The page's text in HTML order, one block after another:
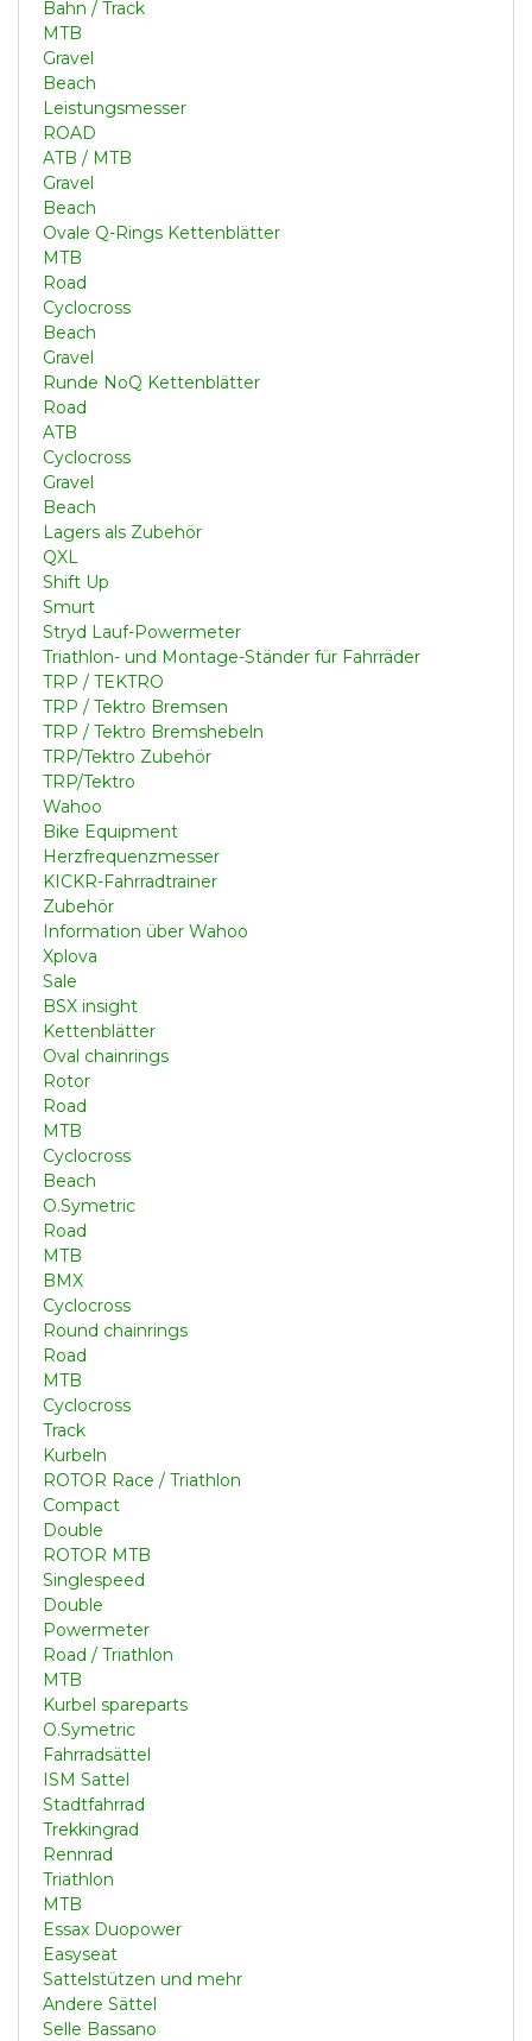
Bahn / Track
MTB
Gravel
Beach
Leistungsmesser
ROAD
ATB / MTB
Gravel
Beach
Ovale Q-Rings Kettenblätter
MTB
Road
Cyclocross
Beach
Gravel
Runde NoQ Kettenblätter
Road
ATB
Cyclocross
Gravel
Beach
Lagers als Zubehör
QXL
Shift Up
Smurt
Stryd Lauf-Powermeter
Triathlon- und Montage-Ständer für Fahrräder
TRP / TEKTRO
TRP / Tektro Bremsen
TRP / Tektro Bremshebeln
TRP/Tektro Zubehör
TRP/Tektro
Wahoo
Bike Equipment
Herzfrequenzmesser
KICKR-Fahrradtrainer
Zubehör
Information über Wahoo
Xplova
Sale
BSX insight
Kettenblätter
Oval chainrings
Rotor
Road
MTB
Cyclocross
Beach
O.Symetric
Road
MTB
BMX
Cyclocross
Round chainrings
Road
MTB
Cyclocross
Track
Kurbeln
ROTOR Race / Triathlon
Compact
Double
ROTOR MTB
Singlespeed
Double
Powermeter
Road / Triathlon
MTB
Kurbel spareparts
O.Symetric
Fahrradsättel
ISM Sattel
Stadtfahrrad
Trekkingrad
Rennrad
Triathlon
MTB
Essax Duopower
Easyseat
Sattelstützen und mehr
Andere Sättel
Selle Bassano